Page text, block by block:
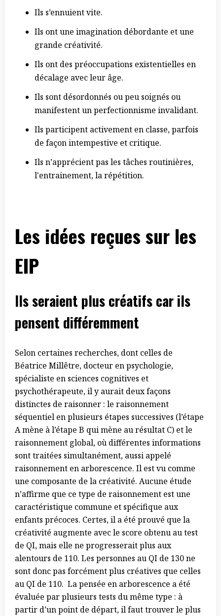
Ils s’ennuient vite.
Ils ont une imagination débordante et une
grande créativité.
Ils ont des préoccupations existentielles en
décalage avec leur âge.
Ils sont désordonnés ou peu soignés ou
manifestent un perfectionnisme invalidant.
Ils participent activement en classe, parfois
de façon intempestive et critique.
Ils n’apprécient pas les tâches routinières,
l'entrainement, la répétition.
Les idées reçues sur les
EIP
Ils seraient plus créatifs car ils
pensent différem ment
Selon certaines recherches, dont celles de
Béatrice Millêtre, docteur en psychologie,
spécialiste en sciences cognitives et
psychothérapeute, il y aurait deux façons
distinctes de raisonner : le raisonnement
séquentiel en plusieurs étapes successives (l’étape
A mène à l’étape B qui mène au résultat C) et le
raisonnement global, où différentes informations
sont traitées simultanément, aussi appelé
raisonnement en arborescence. Il est vu comme
une composante de la créativité. Aucune étude
n’affirme que ce type de raisonnement est une
caractéristique commune et spécifique aux
enfants précoces. Certes, il a été prouvé que la
créativité augmente avec le score obtenu au test
de QI, mais elle ne progresserait plus aux
alentours de 110. Les personnes au QI de 130 ne
sont donc pas forcément plus créatives que celles
au QI de 110. La pensée en arborescence a été
évaluée par plusieurs tests du même type : à
partir d’un point de départ, il faut trouver le plus